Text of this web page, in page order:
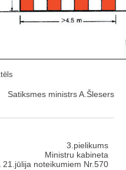
Satiksmes ministrs A.Šlesers
3.pielikums
Ministru kabineta
21.jūlija noteikumiem Nr.570